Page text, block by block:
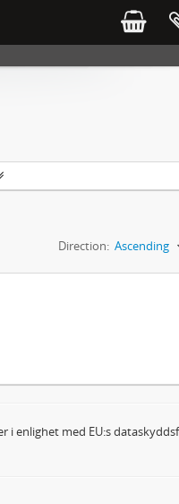
Direction: Ascending
med EU:s